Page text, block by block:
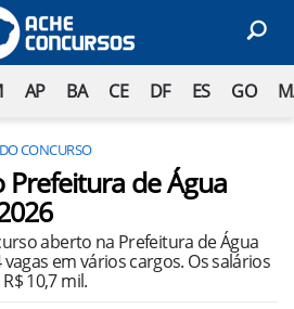
AP BA CE DF ES GO
CONCURSO
Prefeitura de Água
aberto na Prefeitura de Água
em vários cargos. Os salários
10,7 mil.